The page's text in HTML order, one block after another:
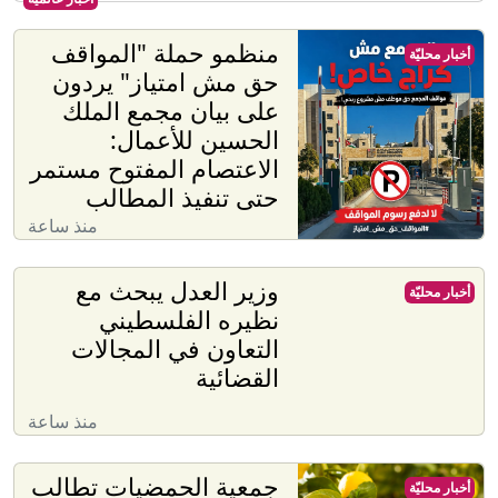
منظمو حملة "المواقف
حق مش امتياز" يردون
على بيان مجمع الملك
الحسين للأعمال:
الاعتصام المفتوح مستمر
حتى تنفيذ المطالب
منذ ساعة
أخبار محليّة
وزير العدل يبحث مع
نظيره الفلسطيني
التعاون في المجالات
القضائية
منذ ساعة
أخبار محليّة
جمعية الحمضيات تطالب أخبار محليّة